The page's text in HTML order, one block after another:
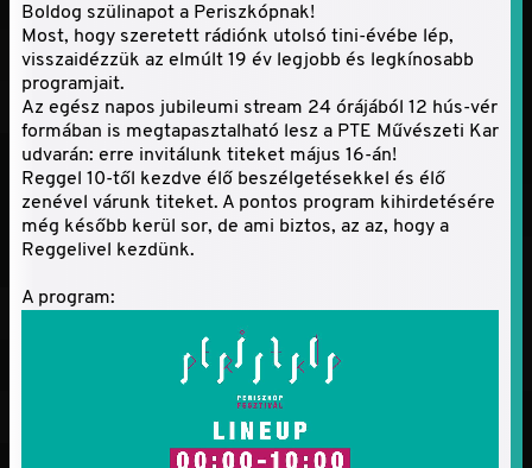
Boldog szülinapot a Periszkópnak!
Most, hogy szeretett rádiónk utolsó tini-évébe lép,
visszaidézzük az elmúlt 19 év legjobb és legkínosabb
programjait.
Az egész napos jubileumi stream 24 órájából 12 hús-vér
formában is megtapasztalható lesz a PTE Művészeti Kar
udvarán: erre invitálunk titeket május 16-án!
Reggel 10-től kezdve élő beszélgetésekkel és élő
zenével várunk titeket. A pontos program kihirdetésére
még később kerül sor, de ami biztos, az az, hogy a
Reggelivel kezdünk.
A program: